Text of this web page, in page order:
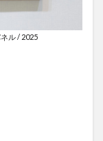
ル / 2025